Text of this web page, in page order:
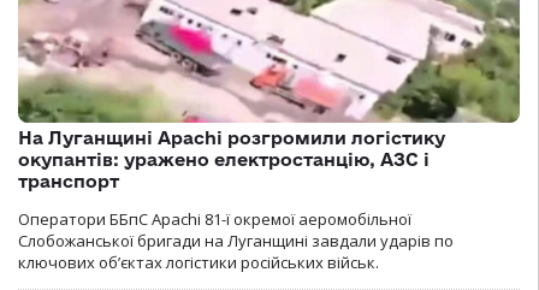
На Луганщині Apachi розгромили логістику
окупантів: уражено електростанцію, АЗС і
транспорт
Оператори ББпС Apachi 81-ї окремої аеромобільної
Слобожанської бригади на Луганщині завдали ударів по
ключових об’єктах логістики російських військ.